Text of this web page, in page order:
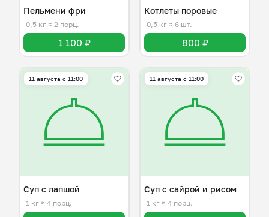
Пельмени фри
0,5 кг ≈ 2 порц.
1 100 ₽
Котлеты поровые
0,5 кг ≈ 6 шт.
800 ₽
11 августа с 11:00
Суп с лапшой
1 кг ≈ 4 порц.
11 августа с 11:00
Суп с сайрой и рисом
1 кг ≈ 4 порц.